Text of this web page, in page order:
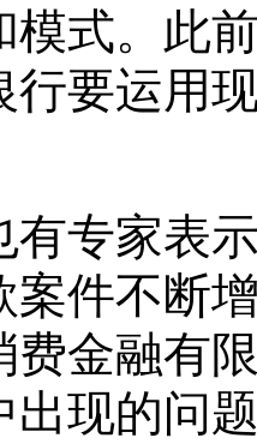
模式。此
行要运用
家表示
案件不断
费金融有
出现的问